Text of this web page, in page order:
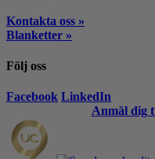
Kontakta oss »
Blanketter »
Följ oss
Facebook LinkedIn
Anmäl dig